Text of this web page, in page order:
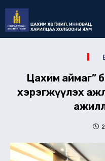
content
Цахим аймаг”
хэрэгжүүлэх